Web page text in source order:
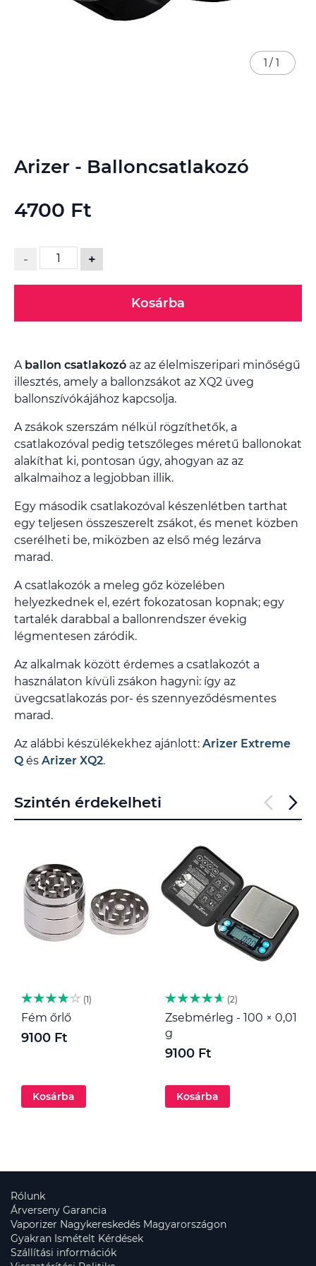
Arizer - Balloncsatlakozó
4700 Ft
- +
Kosárba
A ballon csatlakozó az az élelmiszeripari minőségű
illesztés, amely a ballonzsákot az XQ2 üveg
ballonszívókájához kapcsolja.
A zsákok szerszám nélkül rögzíthetők, a
csatlakozóval pedig tetszőleges méretű ballonokat
alakíthat ki, pontosan úgy, ahogyan az az
alkalmaihoz a legjobban illik.
Egy második csatlakozóval készenlétben tarthat
egy teljesen összeszerelt zsákot, és menet közben
cserélheti be, miközben az első még lezárva
marad.
A csatlakozók a meleg gőz közelében
helyezkednek el, ezért fokozatosan kopnak; egy
tartalék darabbal a ballonrendszer évekig
légmentesen záródik.
Az alkalmak között érdemes a csatlakozót a
használaton kívüli zsákon hagyni: így az
üvegcsatlakozás por- és szennyeződésmentes
marad.
Az alábbi készülékekhez ajánlott: Arizer Extreme
Q és Arizer XQ2.
1 / 1
a
Szintén érdekelheti
1
Fém őrlő
9100 Ft
Kosárba
2
Zsebmérleg - 100 × 0,01
g
9100 Ft
Kosárba
Rólunk
Árverseny Garancia
Vaporizer Nagykereskedés Magyarországon
Gyakran Ismételt Kérdések
Szállítási információk